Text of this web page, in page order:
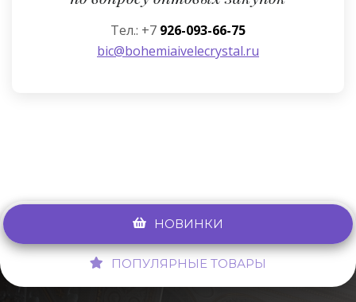
Тел.: +7 926-093-66-75
bic@bohemiaivelecrystal.ru
НОВИНКИ
ПОПУЛЯРНЫЕ ТОВАРЫ